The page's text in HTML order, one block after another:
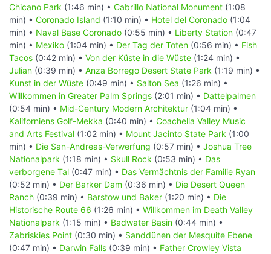
Chicano Park (1:46 min) • Cabrillo National Monument (1:08
min) • Coronado Island (1:10 min) • Hotel del Coronado (1:04
min) • Naval Base Coronado (0:55 min) • Liberty Station (0:47
min) • Mexiko (1:04 min) • Der Tag der Toten (0:56 min) • Fish
Tacos (0:42 min) • Von der Küste in die Wüste (1:24 min) •
Julian (0:39 min) • Anza Borrego Desert State Park (1:19 min) •
Kunst in der Wüste (0:49 min) • Salton Sea (1:26 min) •
Willkommen in Greater Palm Springs (2:01 min) • Dattelpalmen
(0:54 min) • Mid-Century Modern Architektur (1:04 min) •
Kaliforniens Golf-Mekka (0:40 min) • Coachella Valley Music
and Arts Festival (1:02 min) • Mount Jacinto State Park (1:00
min) • Die San-Andreas-Verwerfung (0:57 min) • Joshua Tree
Nationalpark (1:18 min) • Skull Rock (0:53 min) • Das
verborgene Tal (0:47 min) • Das Vermächtnis der Familie Ryan
(0:52 min) • Der Barker Dam (0:36 min) • Die Desert Queen
Ranch (0:39 min) • Barstow und Baker (1:20 min) • Die
Historische Route 66 (1:26 min) • Willkommen im Death Valley
Nationalpark (1:15 min) • Badwater Basin (0:44 min) •
Zabriskies Point (0:30 min) • Sanddünen der Mesquite Ebene
(0:47 min) • Darwin Falls (0:39 min) • Father Crowley Vista